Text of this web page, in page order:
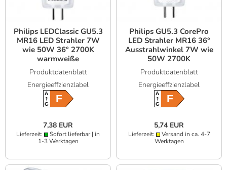
Philips LEDClassic GU5.3
MR16 LED Strahler 7W
wie 50W 36° 2700K
warmweiße
Wohnbeleuchtung
Produktdatenblatt
Energieeffzienzlabel
A
GF
7,38 EUR
Lieferzeit:
Sofort lieferbar | in
1-3 Werktagen
Philips GU5.3 CorePro
LED Strahler MR16 36°
Ausstrahlwinkel 7W wie
50W 2700K
warmweißes Licht
Niedervolt
Produktdatenblatt
Energieeffzienzlabel
A
GF
5,74 EUR
Lieferzeit:
Versand in ca. 4-7
Werktagen